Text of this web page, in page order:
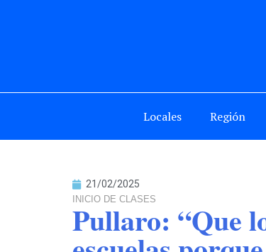
Locales Región
21/02/2025
INICIO DE CLASES
Pullaro: “Que